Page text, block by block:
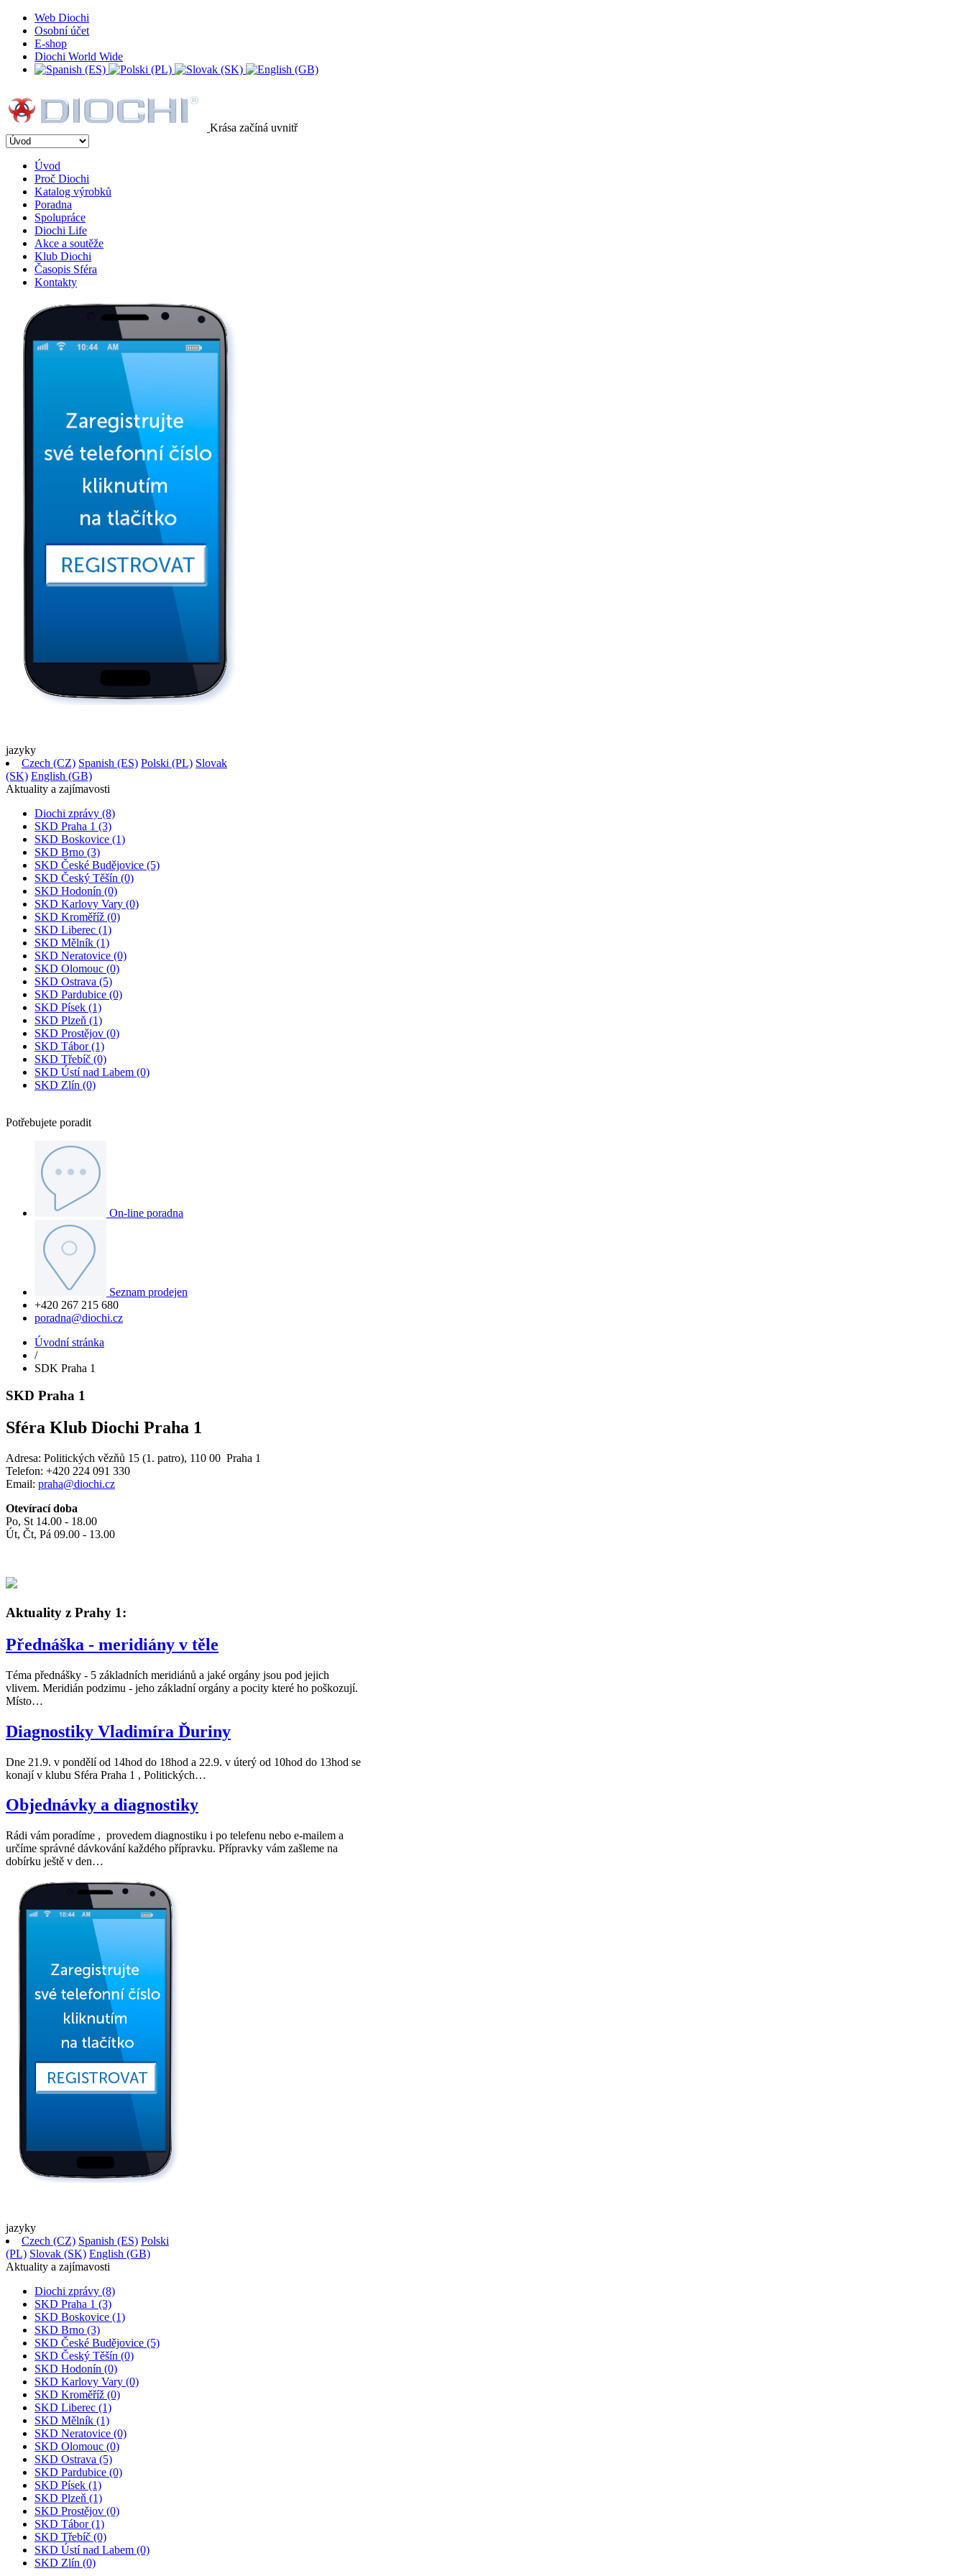
Web Diochi
Osobní účet
E-shop
Diochi World Wide
Krása začíná uvnitř
Úvod
Proč Diochi
Katalog výrobků
Poradna
Spolupráce
Diochi Life
Akce a soutěže
Klub Diochi
Časopis Sféra
Kontakty
jazyky
Czech (CZ) Spanish (ES) Polski (PL) Slovak
(SK) English (GB)
Aktuality a zajímavosti
Diochi zprávy (8)
SKD Praha 1 (3)
SKD Boskovice (1)
SKD Brno (3)
SKD České Budějovice (5)
SKD Český Těšín (0)
SKD Hodonín (0)
SKD Karlovy Vary (0)
SKD Kroměříž (0)
SKD Liberec (1)
SKD Mělník (1)
SKD Neratovice (0)
SKD Olomouc (0)
SKD Ostrava (5)
SKD Pardubice (0)
SKD Písek (1)
SKD Plzeň (1)
SKD Prostějov (0)
SKD Tábor (1)
SKD Třebíč (0)
SKD Ústí nad Labem (0)
SKD Zlín (0)
Potřebujete poradit
On-line poradna
Seznam prodejen
+420 267 215 680
poradna@diochi.cz
Úvodní stránka
/
SDK Praha 1
SKD Praha 1
Sféra Klub Diochi Praha 1
Adresa: Politických vězňů 15 (1. patro), 110 00 Praha 1
Telefon: +420 224 091 330
Email: praha@diochi.cz
Otevírací doba
Po, St 14.00 - 18.00
Út, Čt, Pá 09.00 - 13.00
Aktuality z Prahy 1:
Přednáška - meridiány v těle
Téma přednášky - 5 základních meridiánů a jaké orgány jsou pod jejich
vlivem. Meridián podzimu - jeho základní orgány a pocity které ho poškozují.
Místo…
Diagnostiky Vladimíra Ďuriny
Dne 21.9. v pondělí od 14hod do 18hod a 22.9. v úterý od 10hod do 13hod se
konají v klubu Sféra Praha 1 , Politických…
Objednávky a diagnostiky
Rádi vám poradíme , provedem diagnostiku i po telefenu nebo e-mailem a
určíme správné dávkování každého přípravku. Přípravky vám zašleme na
dobírku ještě v den…
jazyky
Czech (CZ) Spanish (ES) Polski
(PL) Slovak (SK) English (GB)
Aktuality a zajímavosti
Diochi zprávy (8)
SKD Praha 1 (3)
SKD Boskovice (1)
SKD Brno (3)
SKD České Budějovice (5)
SKD Český Těšín (0)
SKD Hodonín (0)
SKD Karlovy Vary (0)
SKD Kroměříž (0)
SKD Liberec (1)
SKD Mělník (1)
SKD Neratovice (0)
SKD Olomouc (0)
SKD Ostrava (5)
SKD Pardubice (0)
SKD Písek (1)
SKD Plzeň (1)
SKD Prostějov (0)
SKD Tábor (1)
SKD Třebíč (0)
SKD Ústí nad Labem (0)
SKD Zlín (0)